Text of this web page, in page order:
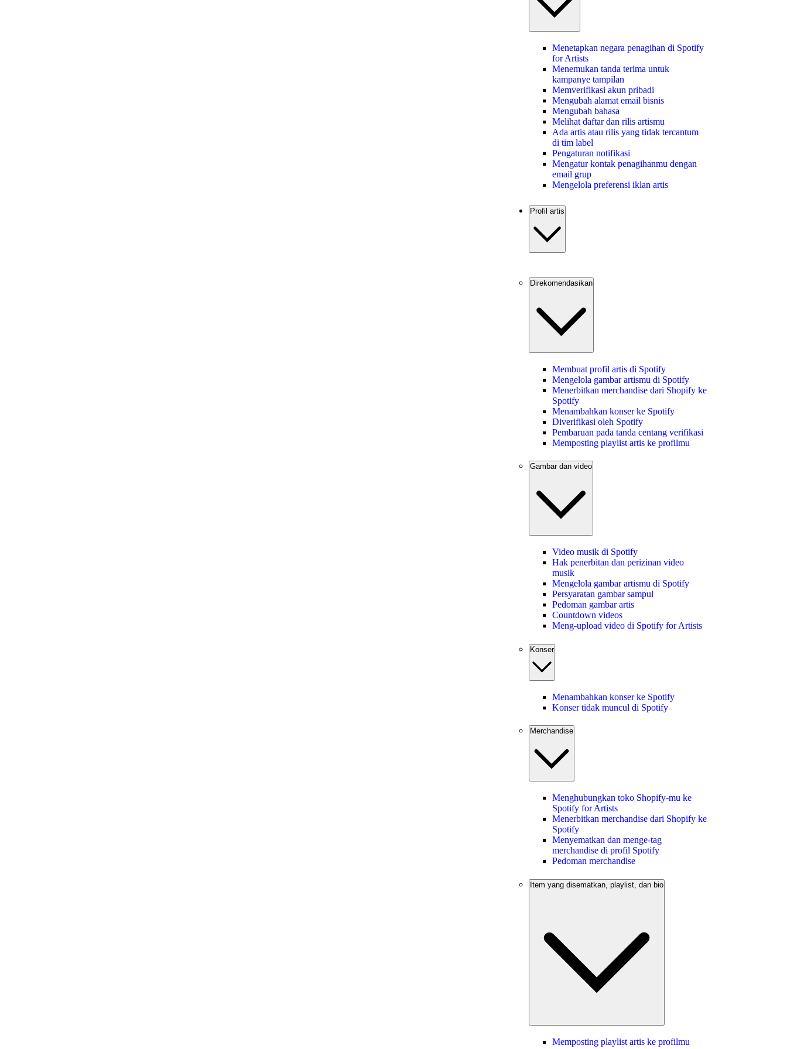
Menetapkan negara penagihan di Spotify
for Artists
Menemukan tanda terima untuk
kampanye tampilan
Memverifikasi akun pribadi
Mengubah alamat email bisnis
Mengubah bahasa
Melihat daftar dan rilis artismu
Ada artis atau rilis yang tidak tercantum
di tim label
Pengaturan notifikasi
Mengatur kontak penagihanmu dengan
email grup
Mengelola preferensi iklan artis
Profil artis
Direkomendasikan
Membuat profil artis di Spotify
Mengelola gambar artismu di Spotify
Menerbitkan merchandise dari Shopify ke
Spotify
Menambahkan konser ke Spotify
Diverifikasi oleh Spotify
Pembaruan pada tanda centang verifikasi
Memposting playlist artis ke profilmu
Gambar dan video
Video musik di Spotify
Hak penerbitan dan perizinan video
musik
Mengelola gambar artismu di Spotify
Persyaratan gambar sampul
Pedoman gambar artis
Countdown videos
Meng-upload video di Spotify for Artists
Konser
Menambahkan konser ke Spotify
Konser tidak muncul di Spotify
Merchandise
Menghubungkan toko Shopify-mu ke
Spotify for Artists
Menerbitkan merchandise dari Shopify ke
Spotify
Menyematkan dan menge-tag
merchandise di profil Spotify
Pedoman merchandise
Item yang disematkan, playlist, dan bio
Memposting playlist artis ke profilmu